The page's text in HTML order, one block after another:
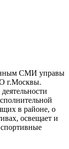
СМИ управы
г.Москвы.
в районе, о
освещает и
спортивные